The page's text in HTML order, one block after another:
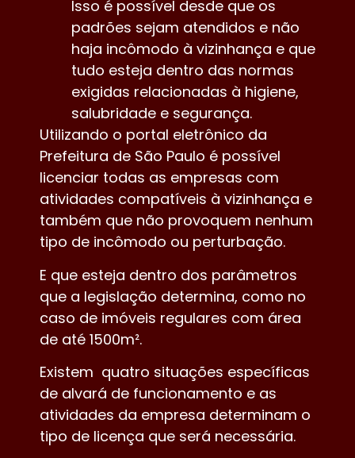
Isso é possível desde que os
padrões sejam atendidos e não
haja incômodo à vizinhança e que
tudo esteja dentro das normas
exigidas relacionadas à higiene,
salubridade e segurança.
Utilizando o portal eletrônico da
Prefeitura de São Paulo é possível
licenciar todas as empresas com
atividades compatíveis à vizinhança e
também que não provoquem nenhum
tipo de incômodo ou perturbação.
E que esteja dentro dos parâmetros
que a legislação determina, como no
caso de imóveis regulares com área
de até 1500m².
Existem quatro situações específicas
de alvará de funcionamento e as
atividades da empresa determinam o
tipo de licença que será necessária.